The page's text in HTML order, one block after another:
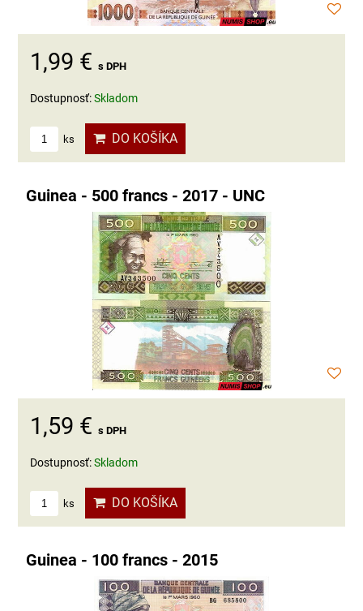
1,99 € s DPH
Dostupnosť:Skladom
ks DO KOŠÍKA
Guinea - 500 francs - 2017 - UNC
1,59 € s DPH
Dostupnosť:Skladom
ks DO KOŠÍKA
Guinea - 100 francs - 2015